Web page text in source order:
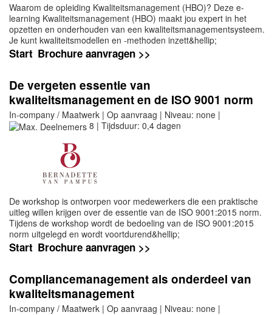
Waarom de opleiding Kwaliteitsmanagement (HBO)? Deze e-
learning Kwaliteitsmanagement (HBO) maakt jou expert in het
opzetten en onderhouden van een kwaliteitsmanagementsysteem.
Je kunt kwaliteitsmodellen en -methoden inzett&hellip;
Start Brochure aanvragen >>
De vergeten essentie van
kwaliteitsmanagement en de ISO 9001 norm
In-company / Maatwerk | Op aanvraag | Niveau: none |
8 | Tijdsduur: 0,4 dagen
De workshop is ontworpen voor medewerkers die een praktische
uitleg willen krijgen over de essentie van de ISO 9001:2015 norm.
Tijdens de workshop wordt de bedoeling van de ISO 9001:2015
norm uitgelegd en wordt voortdurend&hellip;
Start Brochure aanvragen >>
Compliancemanagement als onderdeel van
kwaliteitsmanagement
In-company / Maatwerk | Op aanvraag | Niveau: none |